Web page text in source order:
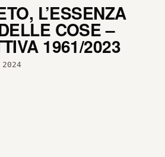
L’ESSENZA
COSE –
1961/2023